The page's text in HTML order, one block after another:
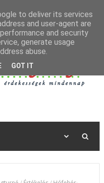
to deliver its services
and user-agent are
and security
generate usage
abuse.
GOT IT